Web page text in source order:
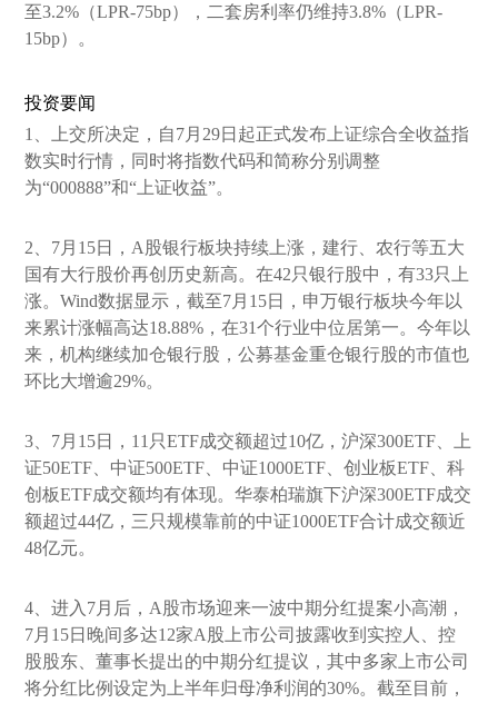
至3.2%（LPR-75bp），二套房利率仍维持3.8%（LPR-
15bp）。
投资要闻
1、上交所决定，自7月29日起正式发布上证综合全收益指
数实时行情，同时将指数代码和简称分别调整
为“000888”和“上证收益”。
2、7月15日，A股银行板块持续上涨，建行、农行等五大
国有大行股价再创历史新高。在42只银行股中，有33只上
涨。Wind数据显示，截至7月15日，申万银行板块今年以
来累计涨幅高达18.88%，在31个行业中位居第一。今年以
来，机构继续加仓银行股，公募基金重仓银行股的市值也
环比大增逾29%。
3、7月15日，11只ETF成交额超过10亿，沪深300ETF、上
证50ETF、中证500ETF、中证1000ETF、创业板ETF、科
创板ETF成交额均有体现。华泰柏瑞旗下沪深300ETF成交
额超过44亿，三只规模靠前的中证1000ETF合计成交额近
48亿元。
4、进入7月后，A股市场迎来一波中期分红提案小高潮，
7月15日晚间多达12家A股上市公司披露收到实控人、控
股股东、董事长提出的中期分红提议，其中多家上市公司
将分红比例设定为上半年归母净利润的30%。截至目前，